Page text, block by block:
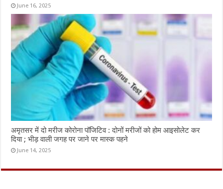
June 16, 2025
अमृतसर में दो मरीज कोरोना पॉजिटिव : दोनों मरीजों को होम आइसोलेट कर
दिया ; भीड़ वाली जगह पर जाने पर मास्क पहने
June 14, 2025